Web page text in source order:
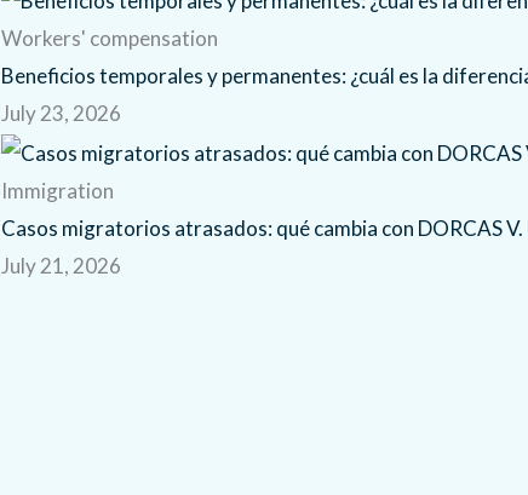
Workers' compensation
Beneficios temporales y permanentes: ¿cuál es la
July 23, 2026
Immigration
Casos migratorios atrasados: qué cambia con DORCAS V.
July 21, 2026